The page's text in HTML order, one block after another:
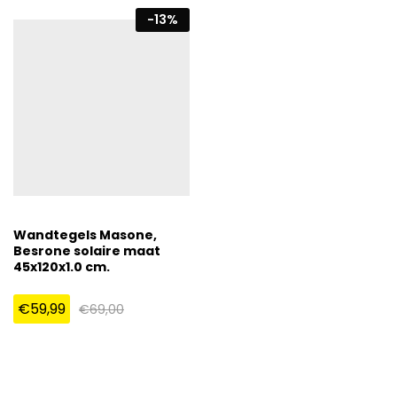
-13%
Wandtegels Masone,
Besrone solaire maat
45x120x1.0 cm.
€59,99 €69,00